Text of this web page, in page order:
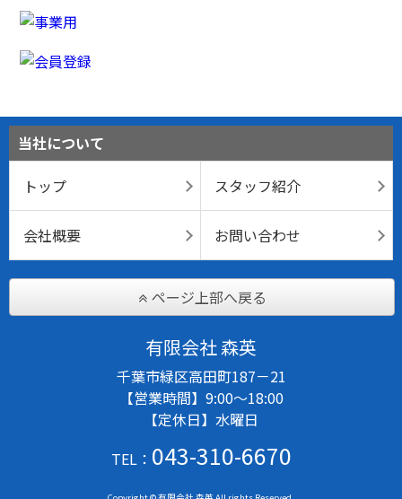
当社について
トップ
スタッフ紹介
会社概要 お問い合わせ
ページ上部へ戻る
有限会社 森英
千葉市緑区高田町187－21
【営業時間】9:00～18:00
【定休日】水曜日
TEL： 043-310-6670